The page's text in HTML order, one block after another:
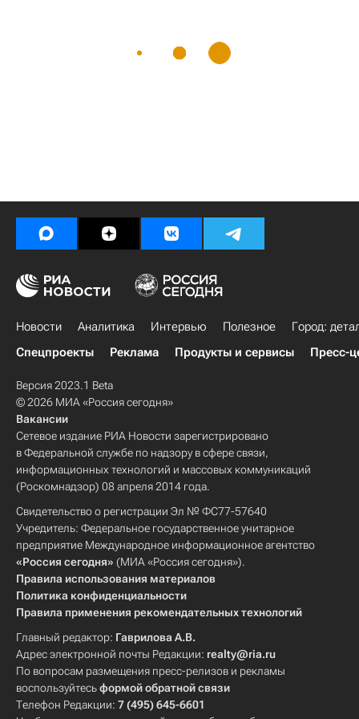
Новости Аналитика Интервью Полезное
Город:
Спецпроекты
Реклама Продукты и сервисы Пресс-
Версия 2023.1 Beta
© 2026 МИА «Россия сегодня»
Вакансии
Сетевое издание РИА Новости зарегистрировано
в Федеральной службе по надзору в сфере связи,
информационных технологий и массовых коммуникаций
(Роскомнадзор) 08 апреля 2014 года.
Свидетельство о регистрации Эл № ФС77-57640
Учредитель: Федеральное государственное унитарное
предприятие Международное информационное агентство
«Россия сегодня» (МИА «Россия сегодня»).
Правила использования материалов
Политика конфиденциальности
Правила применения рекомендательных технологий
Главный редактор: Гаврилова А.В.
Адрес электронной почты Редакции: realty@ria.ru
По вопросам размещения пресс-релизов и рекламы
воспользуйтесьформой обратной связи
Телефон Редакции: 7 (495) 645-6601